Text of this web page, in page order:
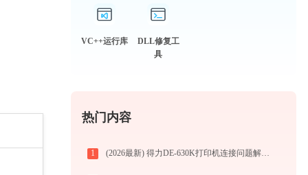
VC++运行库
DLL修复工
具
热门内容
1 (2026最新) 得力DE-630K打印机连接问题解决方法 - 金山毒霸